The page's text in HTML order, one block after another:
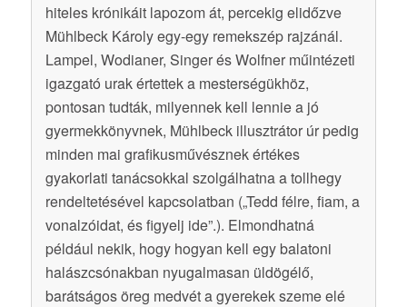
hiteles krónikáit lapozom át, percekig elidőzve
Mühlbeck Károly egy-egy remekszép rajzánál.
Lampel, Wodianer, Singer és Wolfner műintézeti
igazgató urak értettek a mesterségükhöz,
pontosan tudták, milyennek kell lennie a jó
gyermekkönyvnek, Mühlbeck illusztrátor úr pedig
minden mai grafikusművésznek értékes
gyakorlati tanácsokkal szolgálhatna a tollhegy
rendeltetésével kapcsolatban („Tedd félre, fiam, a
vonalzóidat, és figyelj ide”.). Elmondhatná
például nekik, hogy hogyan kell egy balatoni
halászcsónakban nyugalmasan üldögélő,
barátságos öreg medvét a gyerekek szeme elé